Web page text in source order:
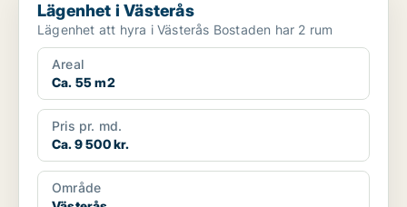
Lägenhet i Västerås
Lägenhet att hyra i Västerås Bostaden har 2 rum
Areal
Ca. 55 m2
Pris pr. md.
Ca. 9 500 kr.
Område